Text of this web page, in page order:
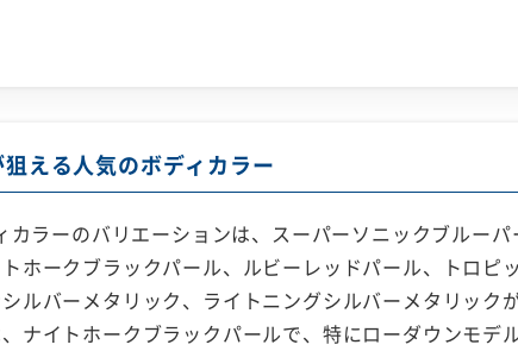
える人気のボディカラー
カラーのバリエーションは、スーパーソニックブルーパ
ホークブラックパール、ルビーレッドパール、トロピ
ルバーメタリック、ライトニングシルバーメタリック
ナイトホークブラックパールで、特にローダウンモデ